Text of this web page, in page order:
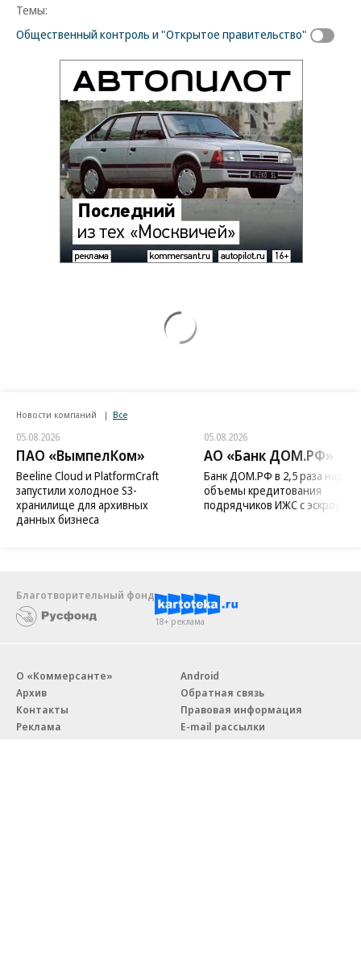
Темы:
Общественный контроль и "Открытое правительство"
Новости компаний Все
05.08.2026
ПАО «ВымпелКом»
Beeline Cloud и PlatformCraft
запустили холодное S3-
хранилище для архивных
данных бизнеса
05.08.2026
АО «Банк ДОМ.РФ»
Банк ДОМ.РФ в 2,5 раза
объемы кредитования
подрядчиков ИЖС с эскроу
Благотворительный фонд
18+ реклама
О «Коммерсанте»
Архив
Контакты
Реклама
Android
Обратная связь
Правовая информация
E-mail рассылки